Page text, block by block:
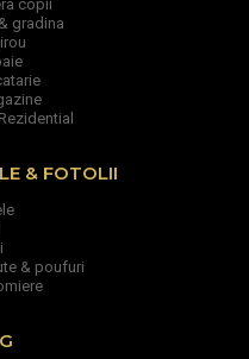
copii
gradina
& FOTOLII
& poufuri